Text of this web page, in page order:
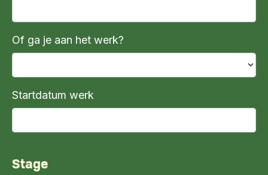
Of ga je aan het werk?
Startdatum werk
Stage